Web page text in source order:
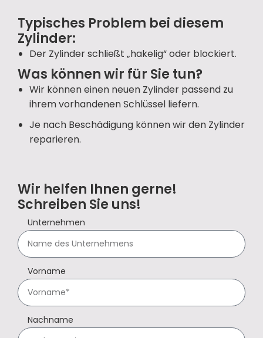
Typisches Problem bei diesem
Zylinder:
Der Zylinder schließt „hakelig“ oder blockiert.
Was können wir für Sie tun?
Wir können einen neuen Zylinder passend zu
ihrem vorhandenen Schlüssel liefern.
Je nach Beschädigung können wir den Zylinder
reparieren.
Wir helfen Ihnen gerne!
Schreiben Sie uns!
Unternehmen
Vorname
Nachname